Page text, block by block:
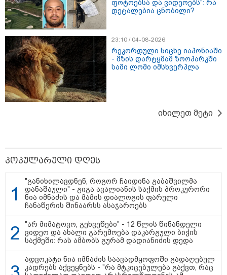
თბილისი - ანტალია 780.80
ლარიდან
თბილისი - ბუდაპეშტი 1421.00
ლარიდან
თბილისი - რომი 1764.80 ლარიდან
ფოტოებსა და ვიდეოებს": რა
დეტალებია ცნობილი?
23:10 / 04-08-2026
რეკორდული სიცხე იაპონიაში
- მზის დარტყმამ ზოოპარკში
სამი ლომი იმსხვერპლა
იხილეთ მეტი
პოპულარული დღეს
"განიხილავდნენ, როგორ ჩაიდინა გაბაშვილმა
დანაშაული" - გიგა ავალიანის საქმის პროკურორი
ნია იმნაძის და მამის დიალოგის ფარული
ჩანაწერის შინაარსს ასაჯაროებს
"არ მიმატოვო, გეხვეწები" - 12 წლის წინანდელი
ვიდეო და ახალი გარემოება დაკარგული ბიჭის
საქმეში: რას ამბობს გურამ დადიანიძის დედა
ადვოკატი ნია იმნაძის საავადმყოფოში გადაღებულ
კადრებს აქვეყნებს - "რა მტკიცებულება გაქვთ, რაც